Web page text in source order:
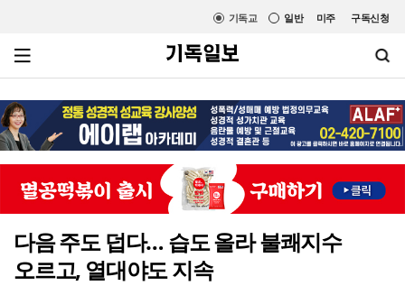
미주 구독신청
일반
기독교
다음 주도 덥다… 습도 올라 불쾌지수
오르고, 열대야도 지속